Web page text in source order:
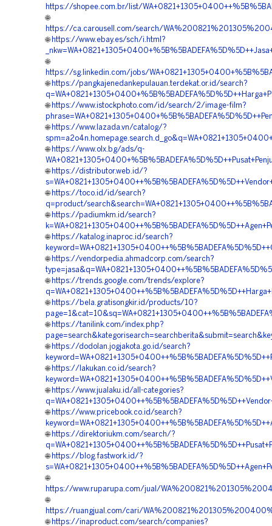
https://shopee.com.br/list/
🌐
https://ca.carousell.com/search/
🌐 https://www.ebay.es/sch/i.html?
🌐
https://sg.linkedin.com/jobs/
🌐 https://pangkajenedankepulauan.terdekat.or.id/search?
🌐 https://www.istockphoto.com/id/search/2/image-film?
🌐 https://www.lazada.vn/catalog/?
🌐 https://www.olx.bg/ads/q-
🌐 https://distributor.web.id/?
🌐 https://toco.id/id/search?
q=product/
🌐 https://padiumkm.id/search?
🌐 https://katalog.inaproc.id/search?
🌐 https://vendorpedia.ahmadcorp.com/search?
🌐 https://trends.google.com/trends/explore?
🌐 https://bela.gratisongkir.id/products/10?
🌐 https://tanilink.com/index.php?
🌐 https://dodolan.jogjakota.go.id/search?
🌐 https://lakukan.co.id/search?
🌐 https://www.jualaku.id/all-categories?
🌐 https://www.pricebook.co.id/search?
🌐 https://direktoriukm.com/search/?
🌐 https://blog.fastwork.id/?
🌐
https://www.ruparupa.com/jual/
🌐
https://ruangjual.com/cari/
🌐 https://inaproduct.com/search/companies?